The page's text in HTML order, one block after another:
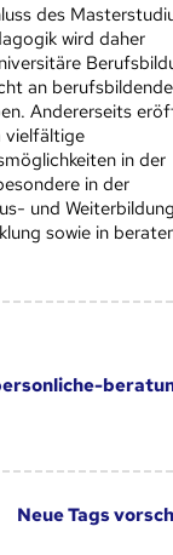
des
wird daher
an
Andererseits
vielfältige
in der
in der
und
sowie in
Neue Tags